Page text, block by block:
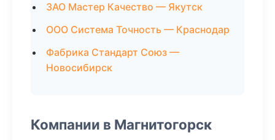
ЗАО Мастер Качество — Якутск
ООО Система Точность — Краснодар
Фабрика Стандарт Союз —
Новосибирск
Компании в Магнитогорск